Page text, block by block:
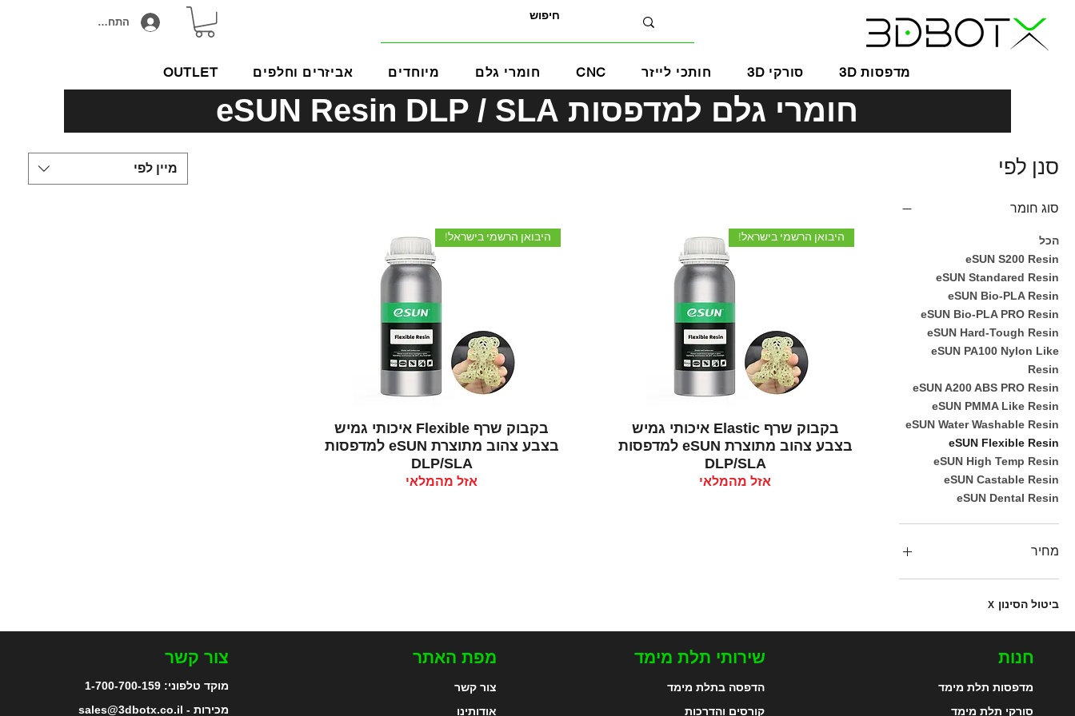
התחבר/הירשם
OUTLET אביזרים וחלפים מיוחדים חומרי גלם CNC חותכי לייזר 3D סורקי 3D מדפסות
חומרי גלם למדפסות eSUN Resin DLP / SLA
סנן לפי
סוג חומר
הכל
eSUN S200 Resin
eSUN Standared Resin
eSUN Bio-PLA Resin
eSUN Bio-PLA PRO Resin
eSUN Hard-Tough Resin
eSUN PA100 Nylon Like
Resin
eSUN A200 ABS PRO Resin
eSUN PMMA Like Resin
eSUN Water Washable Resin
eSUN Flexible Resin
eSUN High Temp Resin
eSUN Castable Resin
eSUN Dental Resin
מחיר
ביטול הסינון X
מיין לפי
תצוגה מהירה
היבואן הרשמי בישראל!
בקבוק שרף Elastic איכותי גמיש
בצבע צהוב מתוצרת eSUN למדפסות
DLP/SLA
אזל מהמלאי
תצוגה מהירה
היבואן הרשמי בישראל!
בקבוק שרף Flexible איכותי גמיש
בצבע צהוב מתוצרת eSUN למדפסות
DLP/SLA
אזל מהמלאי
צור קשר
מוקד טלפוני:1-700-700-159
מכירות - sales@3dbotx.co.il
מפת האתר
צור קשר
אודותינו
שירותי תלת מימד
הדפסה בתלת מימד
קורסים והדרכות
חנות
מדפסות תלת מימד
סורקי תלת מימד